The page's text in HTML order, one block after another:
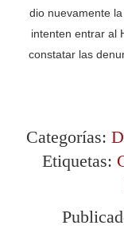
dio nuevamente
intenten entrar al
constatar las
Categorías:
Etiquetas: